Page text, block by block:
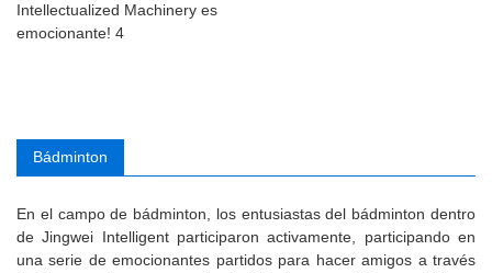
Bádminton
En el campo de bádminton, los entusiastas del bádminton dentro
de Jingwei Intelligent participaron activamente, participando en
una serie de emocionantes partidos para hacer amigos a través